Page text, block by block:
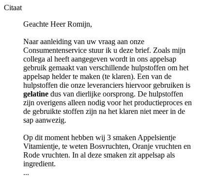
Citaat
Geachte Heer Romijn,
Naar aanleiding van uw vraag aan onze
Consumentenservice stuur ik u deze brief. Zoals mijn
collega al heeft aangegeven wordt in ons appelsap
gebruik gemaakt van verschillende hulpstoffen om het
appelsap helder te maken (te klaren). Een van de
hulpstoffen die onze leveranciers hiervoor gebruiken is
gelatine dus van dierlijke oorsprong. De hulpstoffen
zijn overigens alleen nodig voor het productieproces en
de gebruikte stoffen zijn na het klaren niet meer in de
sap aanwezig.
Op dit moment hebben wij 3 smaken Appelsientje
Vitamientje, te weten Bosvruchten, Oranje vruchten en
Rode vruchten. In al deze smaken zit appelsap als
ingredient.
...